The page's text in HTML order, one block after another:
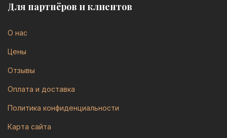
Для партнёров и клиентов
О нас
Цены
Отзывы
Оплата и доставка
Политика конфиденциальности
Карта сайта